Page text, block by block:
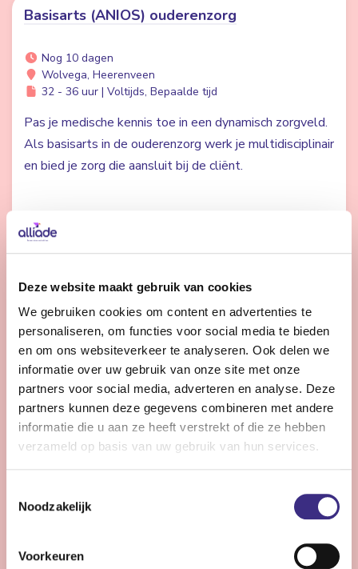
Deze website maakt gebruik van cookies
We gebruiken cookies om content en advertenties te
personaliseren, om functies voor social media te bieden
en om ons websiteverkeer te analyseren. Ook delen we
informatie over uw gebruik van onze site met onze
partners voor social media, adverteren en analyse. Deze
partners kunnen deze gegevens combineren met andere
informatie die u aan ze heeft verstrekt of die ze hebben
verzameld op basis van uw gebruik van hun services.
Noodzakelijk
Voorkeuren
Basisarts (ANIOS) ouderenzorg
Nog 10 dagen
Wolvega, Heerenveen
32 - 36 uur | Voltijds, Bepaalde tijd
Pas je medische kennis toe in een dynamisch zorgveld.
Als basisarts in de ouderenzorg werk je multidisciplinair
en bied je zorg die aansluit bij de cliënt.
Gedragskundige jeugdzorg
Nog 10 dagen
Friesland
24 - 36 uur | Deeltijds, Onbepaalde tijd
Wil jij jouw expertise inzetten voor kinderen en
jongeren (0-18 jr) met een licht verstandelijke
beperking? Versterk ons team en draag bij aan hun zorg
Bekijk vacature